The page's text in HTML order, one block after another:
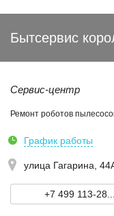
Бытсервис
Сервис-центр
Ремонт роботов
График работы
улица Гагарина,
+7 499 113-28...